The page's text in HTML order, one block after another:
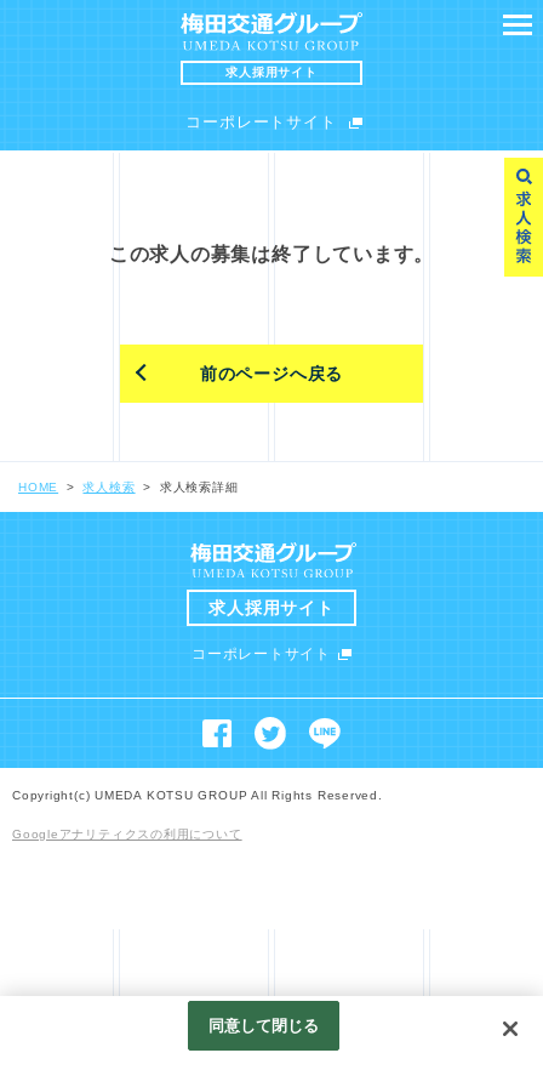
求人採用サイト
コーポレートサイト
求人検索 求職者の皆様へ
INTERVIEW FAQ
この求人の募集は終了しています。
前のページへ戻る
HOME 求人検索 求人検索詳細
求人採用サイト
コーポレートサイト
Copyright(c) UMEDA KOTSU GROUP All Rights Reserved.
Googleアナリティクスの利用について
同意して閉じる